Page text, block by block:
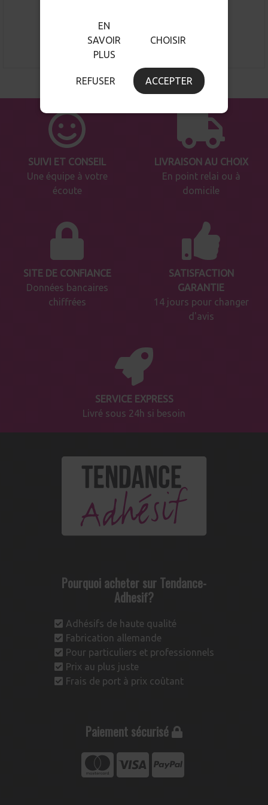
Voir le produit
SUIVI ET CONSEIL
Une équipe à votre
écoute
LIVRAISON AU CHOIX
En point relai ou à
domicile
SITE DE CONFIANCE
Données bancaires
chiffrées
SATISFACTION
GARANTIE
14 jours pour changer
d'avis
SERVICE EXPRESS
Livré sous 24h si besoin
Pourquoi acheter sur Tendance-
Adhesif?
Adhésifs de haute qualité
Fabrication allemande
Pour particuliers et professionnels
Prix au plus juste
Frais de port à prix coûtant
Paiement sécurisé
EN
SAVOIR
PLUS
CHOISIR
REFUSER ACCEPTER